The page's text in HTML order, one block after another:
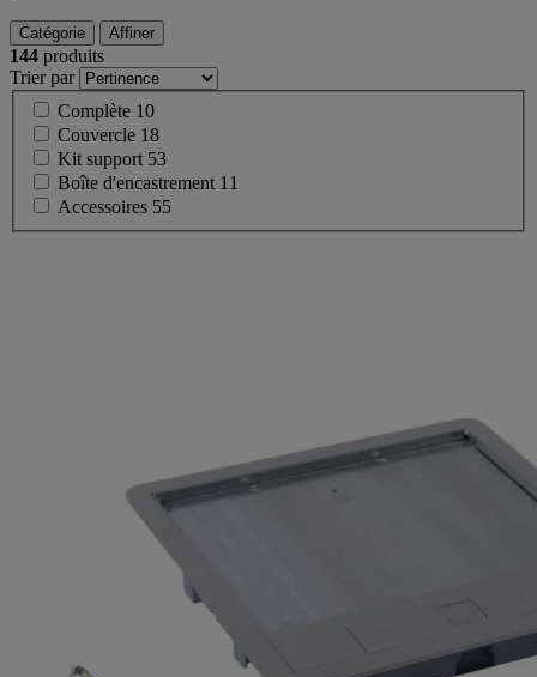
Catégorie Affiner
144 produits
Trier par
Complète 10
Couvercle 18
Kit support 53
Boîte d'encastrement 11
Accessoires 55